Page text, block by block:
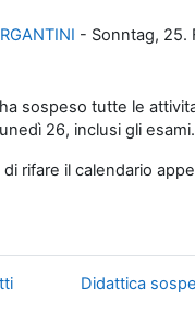
- Sonntag, 25.
0
sospeso tutte le
26, inclusi gli esami.
rifare il calendario
Didattica